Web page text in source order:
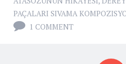
PAÇALARI SIVAMA
1 COMMENT